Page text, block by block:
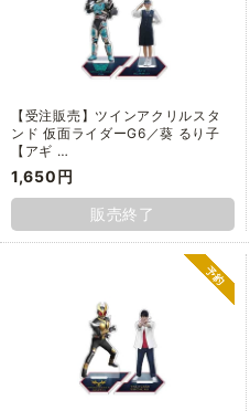
【受注販売】ツインアクリルスタ
ンド 仮面ライダーG6／葵 るり子
【アギ …
1,650円
販売終了